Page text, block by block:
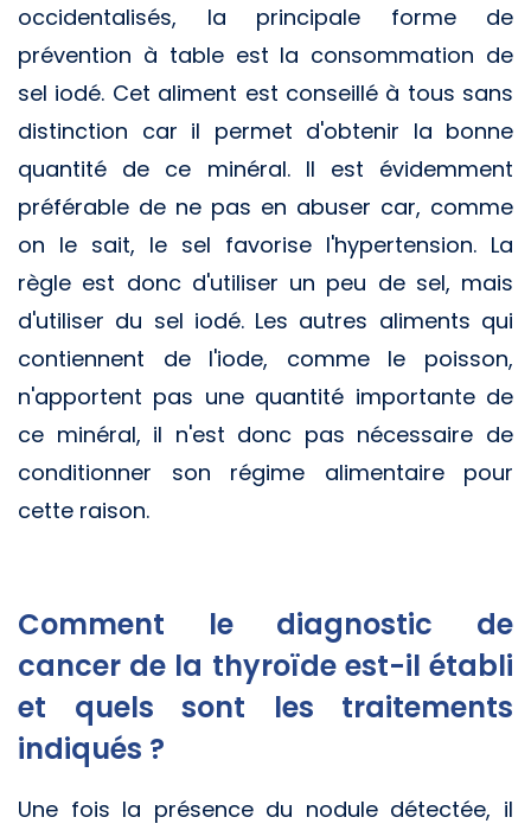
occidentalisés, la principale forme de
prévention à table est la consommation de
sel iodé. Cet aliment est conseillé à tous sans
distinction car il permet d'obtenir la bonne
quantité de ce minéral. Il est évidemment
préférable de ne pas en abuser car, comme
on le sait, le sel favorise l'hypertension. La
règle est donc d'utiliser un peu de sel, mais
d'utiliser du sel iodé. Les autres aliments qui
contiennent de l'iode, comme le poisson,
n'apportent pas une quantité importante de
ce minéral, il n'est donc pas nécessaire de
conditionner son régime alimentaire pour
cette raison.
Comment le diagnostic de
cancer de la thyroïde est-il établi
et quels sont les traitements
indiqués ?
Une fois la présence du nodule détectée, il